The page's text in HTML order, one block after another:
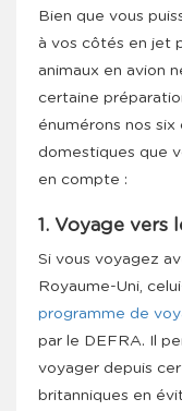
Bien que vous
à vos côtés en jet
animaux en avion
certaine
énumérons nos six
domestiques que
en compte :
1. Voyage vers
Si vous voyagez
Royaume-Uni,
programme de
par le DEFRA. Il
voyager depuis
britanniques en